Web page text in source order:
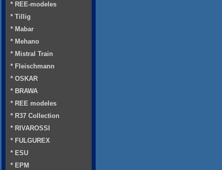
* REE-modeles
* Tillig
* Mabar
* Mehano
* Mistral Train
* Fleischmann
* OSKAR
* BRAWA
* REE modeles
* R37 Collection
* RIVAROSSI
* FULGUREX
* ESU
* EPM